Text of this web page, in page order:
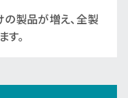
製品が増え、全製
。